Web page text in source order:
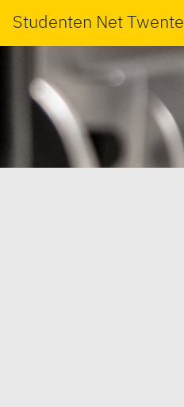
Studenten Net Twente